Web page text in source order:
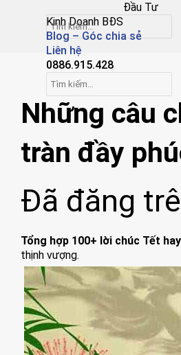
Đầu Tư
Kinh Doanh BĐS
Blog – Góc chia sẻ
Liên hệ
0886.915.428
Những câu
tràn đầy
Đã đăng
Tổng hợp 100+ lời chúc Tết
thịnh vượng.